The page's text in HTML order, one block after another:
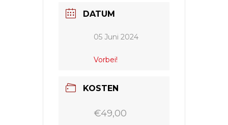
DATUM
05 Juni 2024
Vorbei!
KOSTEN
€49,00